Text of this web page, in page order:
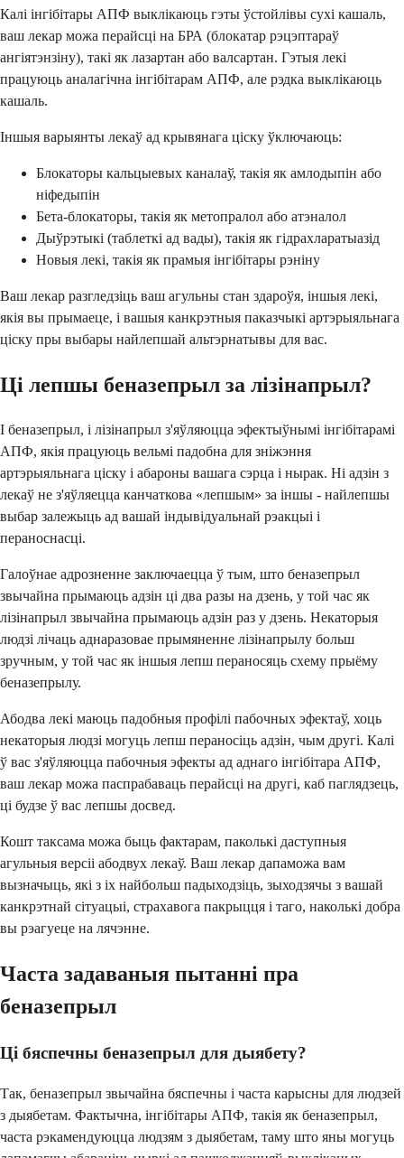
Калі інгібітары АПФ выклікаюць гэты ўстойлівы сухі кашаль,
ваш лекар можа перайсці на БРА (блокатар рэцэптараў
ангіятэнзіну), такі як лазартан або валсартан. Гэтыя лекі
працуюць аналагічна інгібітарам АПФ, але рэдка выклікаюць
кашаль.
Іншыя варыянты лекаў ад крывянага ціску ўключаюць:
Блокаторы кальцыевых каналаў, такія як амлодыпін або
ніфедыпін
Бета-блокаторы, такія як метопралол або атэналол
Дыўрэтыкі (таблеткі ад вады), такія як гідрахларатыазід
Новыя лекі, такія як прамыя інгібітары рэніну
Ваш лекар разгледзіць ваш агульны стан здароўя, іншыя лекі,
якія вы прымаеце, і вашыя канкрэтныя паказчыкі артэрыяльнага
ціску пры выбары найлепшай альтэрнатывы для вас.
Ці лепшы беназепрыл за лізінапрыл?
І беназепрыл, і лізінапрыл з'яўляюцца эфектыўнымі інгібітарамі
АПФ, якія працуюць вельмі падобна для зніжэння
артэрыяльнага ціску і абароны вашага сэрца і нырак. Ні адзін з
лекаў не з'яўляецца канчаткова «лепшым» за іншы - найлепшы
выбар залежыць ад вашай індывідуальнай рэакцыі і
пераноснасці.
Галоўнае адрозненне заключаецца ў тым, што беназепрыл
звычайна прымаюць адзін ці два разы на дзень, у той час як
лізінапрыл звычайна прымаюць адзін раз у дзень. Некаторыя
людзі лічаць аднаразовае прымяненне лізінапрылу больш
зручным, у той час як іншыя лепш пераносяць схему прыёму
беназепрылу.
Абодва лекі маюць падобныя профілі пабочных эфектаў, хоць
некаторыя людзі могуць лепш пераносіць адзін, чым другі. Калі
ў вас з'яўляюцца пабочныя эфекты ад аднаго інгібітара АПФ,
ваш лекар можа паспрабаваць перайсці на другі, каб паглядзець,
ці будзе ў вас лепшы досвед.
Кошт таксама можа быць фактарам, паколькі даступныя
агульныя версіі абодвух лекаў. Ваш лекар дапаможа вам
вызначыць, які з іх найбольш падыходзіць, зыходзячы з вашай
канкрэтнай сітуацыі, страхавога пакрыцця і таго, наколькі добра
вы рэагуеце на лячэнне.
Часта задаваныя пытанні пра
беназепрыл
Ці бяспечны беназепрыл для дыябету?
Так, беназепрыл звычайна бяспечны і часта карысны для людзей
з дыябетам. Фактычна, інгібітары АПФ, такія як беназепрыл,
часта рэкамендуюцца людзям з дыябетам, таму што яны могуць